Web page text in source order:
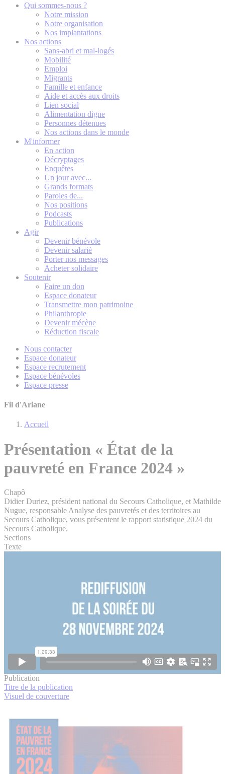
Qui sommes-nous ?
Notre mission
Notre organisation
Nos implantations
Nos actions
Sans-abri et mal-logés
Mobilité
Emploi
Migrants
Famille et enfance
Aide et accès aux droits
Lien social
Alimentation digne
Personnes détenues
Nos actions dans le monde
M'informer
En action
Décryptages
Enquêtes
Un jour avec...
Grands formats
Paroles de...
Nos positions
Podcasts
Publications
Agir
Devenir bénévole
Devenir salarié
Porter nos messages
Acheter solidaire
Soutenir
Faire un don
Espace donateur
Transmettre mon patrimoine
Philanthropie
Devenir mécène
Réduction fiscale
Nous contacter
Espace donateur
Espace recrutement
Espace bénévoles
Espace presse
Fil d'Ariane
Accueil
Présentation « État de la
pauvreté en France 2024 »
Chapô
Didier Duriez, président national du Secours Catholique, et Mathilde
Nugue, responsable Analyse des pauvretés et des territoires au
Secours Catholique, vous présentent le rapport statistique 2024 du
Secours Catholique.
Sections
Texte
Publication
Titre de la publication
Visuel de couverture